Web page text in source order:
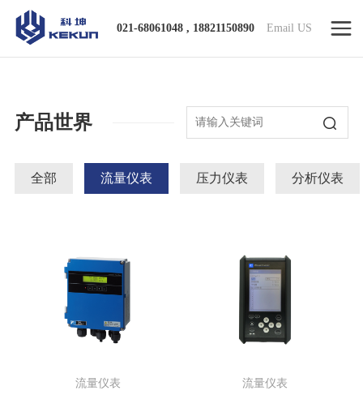
021-68061048 , 18821150890 Email US
产品世界
全部 流量仪表 压力仪表 分析仪表
流量仪表 流量仪表